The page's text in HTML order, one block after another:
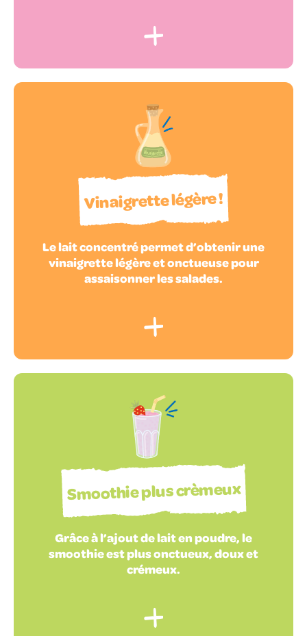
Vinaigrette légère !
Le lait concentré permet d’obtenir une
vinaigrette légère et onctueuse pour
assaisonner les salades.
Smoothie plus crèmeux
Grâce à l’ajout de lait en poudre, le
smoothie est plus onctueux, doux et
crémeux.